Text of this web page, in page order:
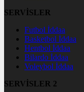
SERVİSLER
Futbol İddaa
Basketbol İddaa
Hentbol İddaa
Bilardo İddaa
Voleybol İddaa
SERVİSLER 2